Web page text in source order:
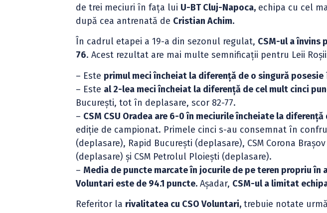
de trei meciuri în fața lui U-BT Cluj-Napoca, echipa cu cel
după cea antrenată de Cristian Achim.
În cadrul etapei a 19-a din sezonul regulat, CSM-ul a învins
76. Acest rezultat are mai multe semnificații pentru Leii
– Este primul meci încheiat la diferență de o singură posesie
– Este al 2-lea meci încheiat la diferență de cel mult cinci
București, tot în deplasare, scor 82-77.
– CSM CSU Oradea are 6-0 în meciurile încheiate la
ediție de campionat. Primele cinci s-au consemnat în
(deplasare), Rapid București (deplasare), CSM Corona
(deplasare) și CSM Petrolul Ploiești (deplasare).
– Media de puncte marcate în jocurile de pe teren propriu în
Voluntari este de 94.1 puncte. Așadar, CSM-ul a limitat
Referitor la rivalitatea cu CSO Voluntari, trebuie notate